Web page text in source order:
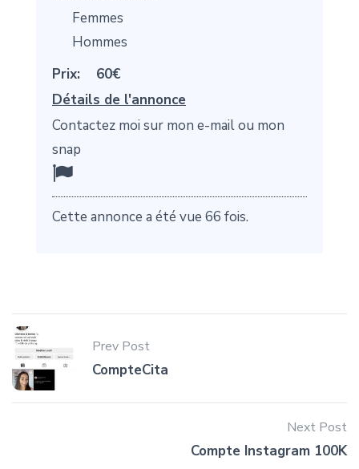
Femmes
Hommes
Prix:
60€
Détails de l'annonce
Contactez moi sur mon e-mail ou mon
snap
Cette annonce a été vue 66 fois.
Prev Post
CompteCita
Next Post
Compte Instagram 100K